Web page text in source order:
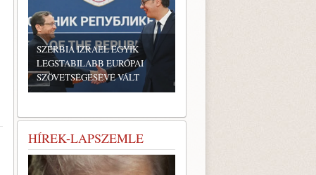
SZERBIA IZRAEL EGYIK
LEGSTABILABB EURÓPAI
SZÖVETSÉGESÉVÉ VÁLT
HÍREK-LAPSZEMLE